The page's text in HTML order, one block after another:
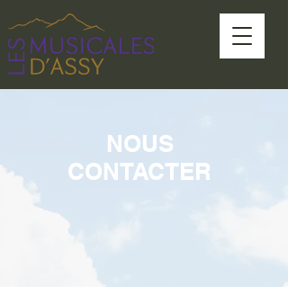
NOUS
CONTACTER